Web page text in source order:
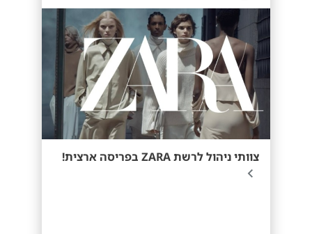
צוותי ניהול לרשת ZARA בפריסה ארצית!